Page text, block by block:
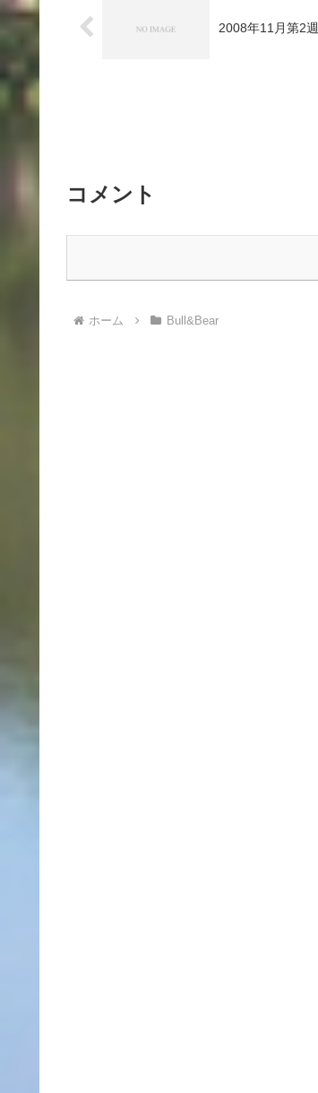
2008年11月第2週
コメント
ホーム Bull&Bear